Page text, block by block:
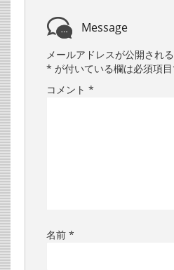
Message
メールアドレスが公開され
* が付いている欄は必須項
コメント *
名前 *